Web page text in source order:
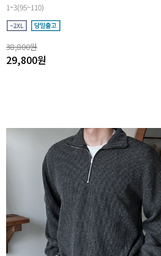
1~3(95~110)
38,800원
29,800원